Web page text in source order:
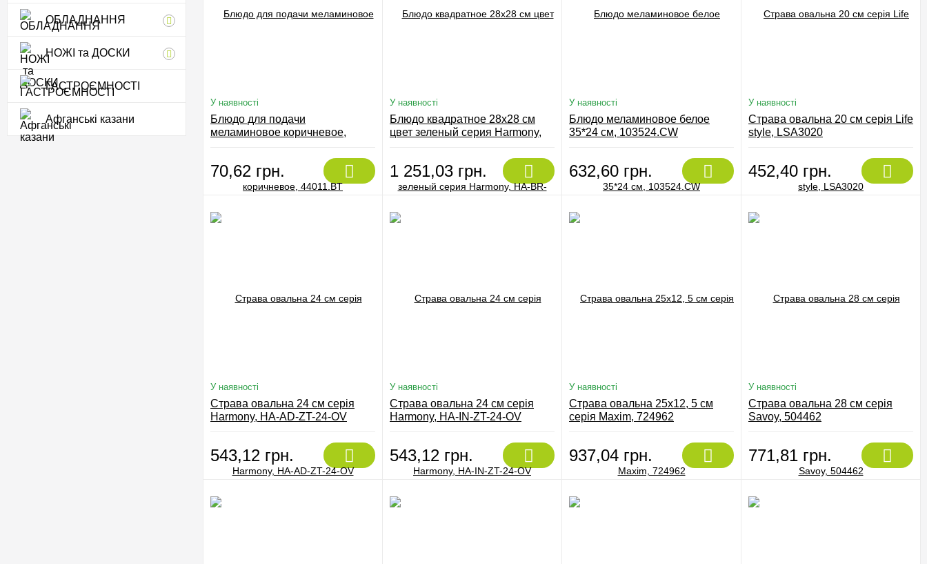
ОБЛАДНАННЯ
НОЖІ та ДОСКИ
ГАСТРОЄМНОСТІ
Афганські казани
У наявності
Блюдо для подачи
меламиновое коричневое,
70,62 грн.
У наявності
Блюдо квадратное 28х28 см
цвет зеленый серия Harmony,
1 251,03 грн.
У наявності
Блюдо меламиновое белое
35*24 см, 103524.CW
632,60 грн.
У наявності
Страва овальна 20 см серія Life
style, LSA3020
452,40 грн.
У наявності
Страва овальна 24 см серія
Harmony, HA-AD-ZT-24-OV
543,12 грн.
У наявності
Страва овальна 24 см серія
Harmony, HA-IN-ZT-24-OV
543,12 грн.
У наявності
Страва овальна 25х12, 5 см
серія Maxim, 724962
937,04 грн.
У наявності
Страва овальна 28 см серія
Savoy, 504462
771,81 грн.